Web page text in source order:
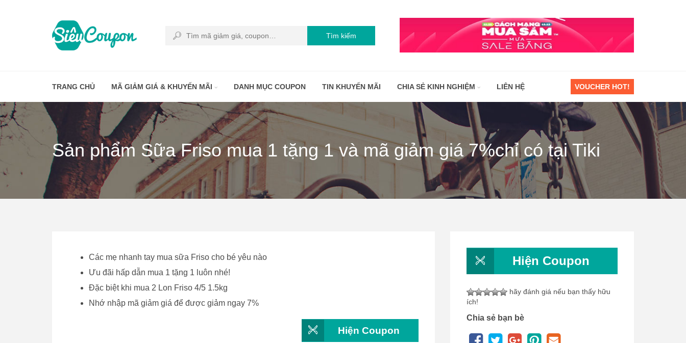
Tìm kiếm
TRANG CHỦ MÃ GIẢM GIÁ & KHUYẾN MÃI DANH MỤC COUPON TIN KHUYẾN MÃI CHIA SẺ KINH NGHIỆM LIÊN HỆ VOUCHER HOT!
Sản phẩm Sữa Friso mua 1 tặng 1 và mã giảm giá 7%chỉ có tại Tiki
Các mẹ nhanh tay mua sữa Friso cho bé yêu nào
Ưu đãi hấp dẫn mua 1 tặng 1 luôn nhé!
Đặc biệt khi mua 2 Lon Friso 4/5 1.5kg
Nhớ nhập mã giảm giá để được giảm ngay 7%
Hiện Coupon
Hiện Coupon
hãy đánh giá nếu bạn thấy hữu
ích!
Chia sẻ bạn bè